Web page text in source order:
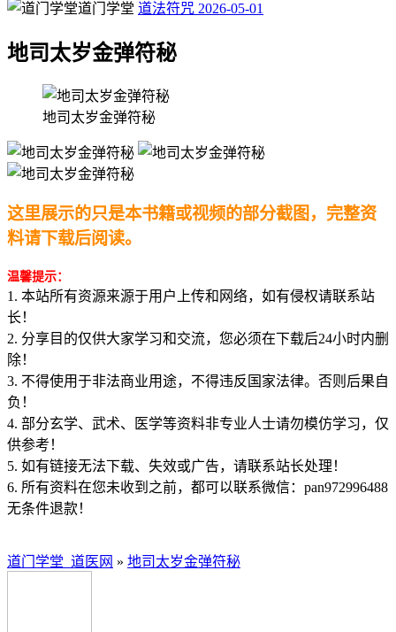
道门学堂 道法符咒 2026-05-01
地司太岁金弹符秘
地司太岁金弹符秘
这里展示的只是本书籍或视频的部分截图，完整资
料请下载后阅读。
温馨提示：
1. 本站所有资源来源于用户上传和网络，如有侵权请联系站
长！
2. 分享目的仅供大家学习和交流，您必须在下载后24小时内删
除！
3. 不得使用于非法商业用途，不得违反国家法律。否则后果自
负！
4. 部分玄学、武术、医学等资料非专业人士请勿模仿学习，仅
供参考！
5. 如有链接无法下载、失效或广告，请联系站长处理！
6. 所有资料在您未收到之前，都可以联系微信：pan972996488
无条件退款！
道门学堂_道医网 » 地司太岁金弹符秘